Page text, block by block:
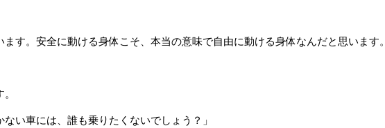
す。安全に動ける身体こそ、本当の意味で自由に動ける身体なんだと思います。
い車には、誰も乗りたくないでしょう？」